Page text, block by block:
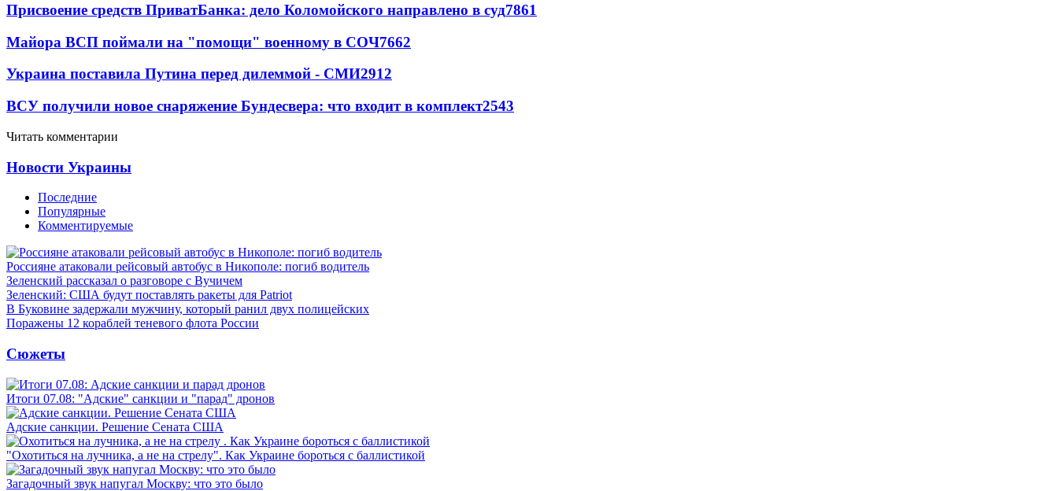
Присвоение средств ПриватБанка: дело Коломойского направлено в суд7861
Майора ВСП поймали на "помощи" военному в СОЧ7662
Украина поставила Путина перед дилеммой - СМИ2912
ВСУ получили новое снаряжение Бундесвера: что входит в комплект2543
Читать комментарии
Новости Украины
Последние
Популярные
Комментируемые
Россияне атаковали рейсовый автобус в Никополе: погиб водитель
Зеленский рассказал о разговоре с Вучичем
Зеленский: США будут поставлять ракеты для Patriot
В Буковине задержали мужчину, который ранил двух полицейских
Поражены 12 кораблей теневого флота России
Сюжеты
Итоги 07.08: "Адские" санкции и "парад" дронов
Адские санкции. Решение Сената США
"Охотиться на лучника, а не на стрелу". Как Украине бороться с баллистикой
Загадочный звук напугал Москву: что это было